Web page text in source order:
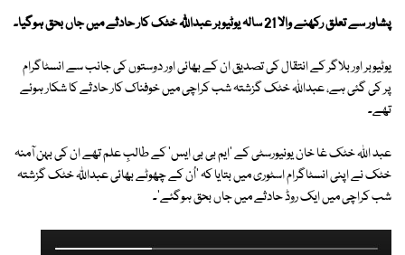
پشاور سے تعلق رکھنے والا 21 سالہ یوٹیوبر عبداللّٰہ خٹک کار حادثے میں جاں بحق ہوگیا۔
یوٹیوبر اور بلاگر کے انتقال کی تصدیق ان کے بھائی اور دوستوں کی جانب سے انسٹاگرام
پر کی گئی ہے، عبداللہ خٹک گزشتہ شب کراچی میں خوفناک کار حادثے کا شکار ہوئے
تھے۔
عبد اللہ خٹک غا خان یونیورسٹی کے 'ایم بی بی ایس' کے طالبِ علم تھے ان کی بہن آمنہ
خٹک نے اپنی انسٹاگرام اسٹوری میں بتایا کہ 'اُن کے چھوٹے بھائی عبداللّہ خٹک گزشتہ
شب کراچی میں ایک روڈ حادثے میں جاں بحق ہوگئے'۔